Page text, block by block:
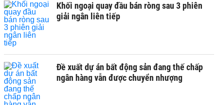
Khối ngoại quay đầu bán ròng sau 3 phiên
giải ngân liên tiếp
Đề xuất dự án bất động sản đang thế chấp
ngân hàng vẫn được chuyển nhượng